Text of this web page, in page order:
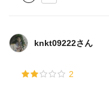
knkt09222さん
2